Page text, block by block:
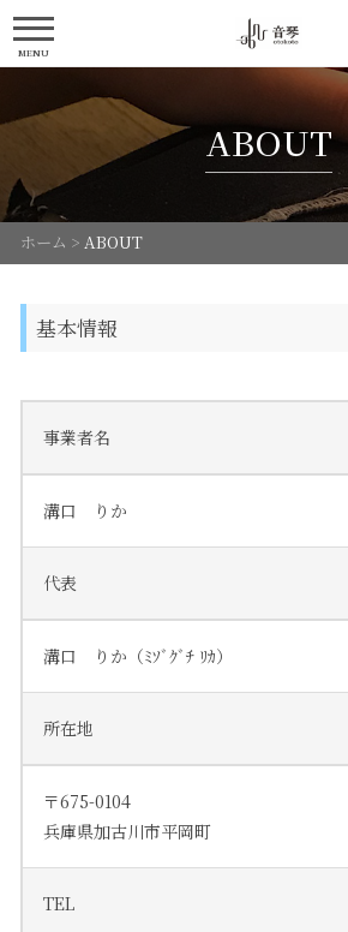
MENU
ABOUT
ホーム > ABOUT
基本情報
事業者名
溝口 りか
代表
溝口 りか（ﾐｿﾞｸﾞﾁ ﾘｶ）
所在地
〒675-0104
兵庫県加古川市平岡町
TEL